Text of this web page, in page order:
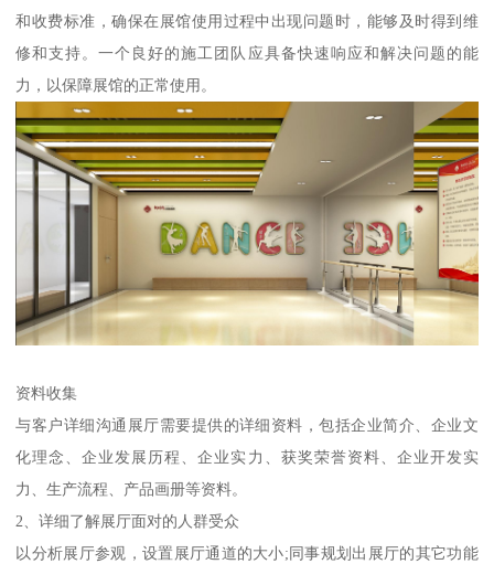
和收费标准，确保在展馆使用过程中出现问题时，能够及时得到维
修和支持。一个良好的施工团队应具备快速响应和解决问题的能
力，以保障展馆的正常使用。
资料收集
与客户详细沟通展厅需要提供的详细资料，包括企业简介、企业文
化理念、企业发展历程、企业实力、获奖荣誉资料、企业开发实
力、生产流程、产品画册等资料。
2、详细了解展厅面对的人群受众
以分析展厅参观，设置展厅通道的大小;同事规划出展厅的其它功能